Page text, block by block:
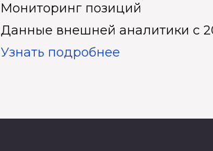
Мониторинг позиций
Данные внешней аналитики с
Узнать подробнее